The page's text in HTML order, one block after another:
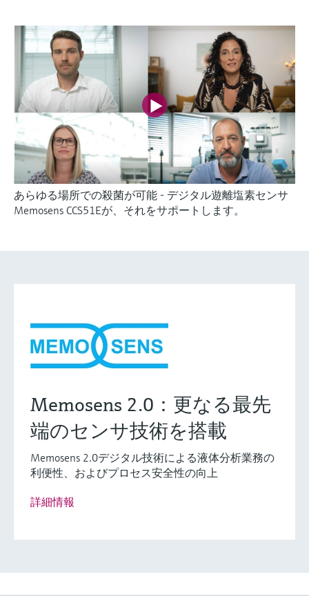
あらゆる場所での殺菌が可能 - デジタル遊離塩素センサ
Memosens CCS51Eが、それをサポートします。
Memosens 2.0：更なる最先
端のセンサ技術を搭載
Memosens 2.0デジタル技術による液体分析業務の
利便性、およびプロセス安全性の向上
詳細情報